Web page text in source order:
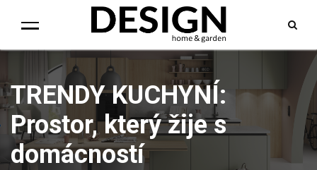
TRENDY KUCHYNÍ:
Prostor, který žije s
domácností